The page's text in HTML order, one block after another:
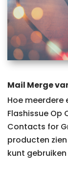
Mail Merge
Hoe
Flashissue
Contacts for
producten
kunt gebruiken